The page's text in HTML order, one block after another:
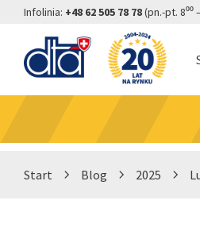
Infolinia: +48 62 505 78 78(pn.-pt. 8⁰⁰
Start › Blog › 2025 ›